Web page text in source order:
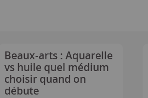
Beaux-arts : Aquarelle
vs huile quel médium
choisir quand on
débute